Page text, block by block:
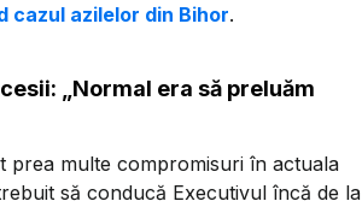
cazul azilelor din Bihor.
„Normal era să preluăm
prea multe compromisuri în actuala
să conducă Executivul încă de la